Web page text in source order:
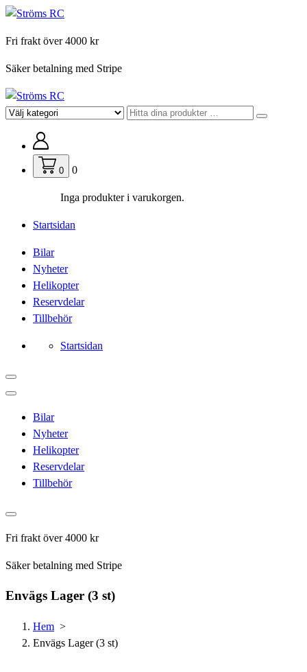
Hoppa
innehåll
Fri frakt över 4000 kr
Säker betalning med Stripe
För din hobby
0 0
Inga produkter i varukorgen.
Startsidan
Bilar
Nyheter
Helikopter
Reservdelar
Tillbehör
Startsidan
Bilar
Nyheter
Helikopter
Reservdelar
Tillbehör
Fri frakt över 4000 kr
Säker betalning med Stripe
Envägs Lager (3 st)
Hem >
Envägs Lager (3 st)